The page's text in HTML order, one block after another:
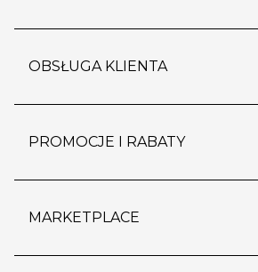
o firmie
polityka prywatności
kontakt
OBSŁUGA KLIENTA
dostawy i płatność
wypis z subskrypcji
regulamin sklepu
PROMOCJE I RABATY
outlet
MARKETPLACE